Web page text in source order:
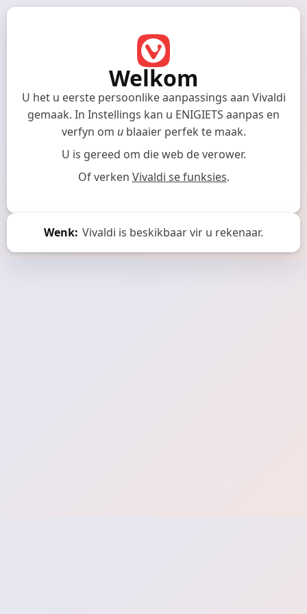
Welkom
U het u eerste persoonlike aanpassings aan Vivaldi
gemaak. In Instellings kan u ENIGIETS aanpas en
verfyn om ublaaier perfek te maak.
U is gereed om die web de verower.
Of verken Vivaldi se funksies.
Wenk: Vivaldi is beskikbaar vir u rekenaar.